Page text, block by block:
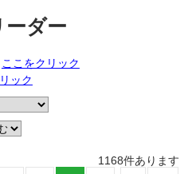
ーダー
ここをクリック
ック
1168件あります